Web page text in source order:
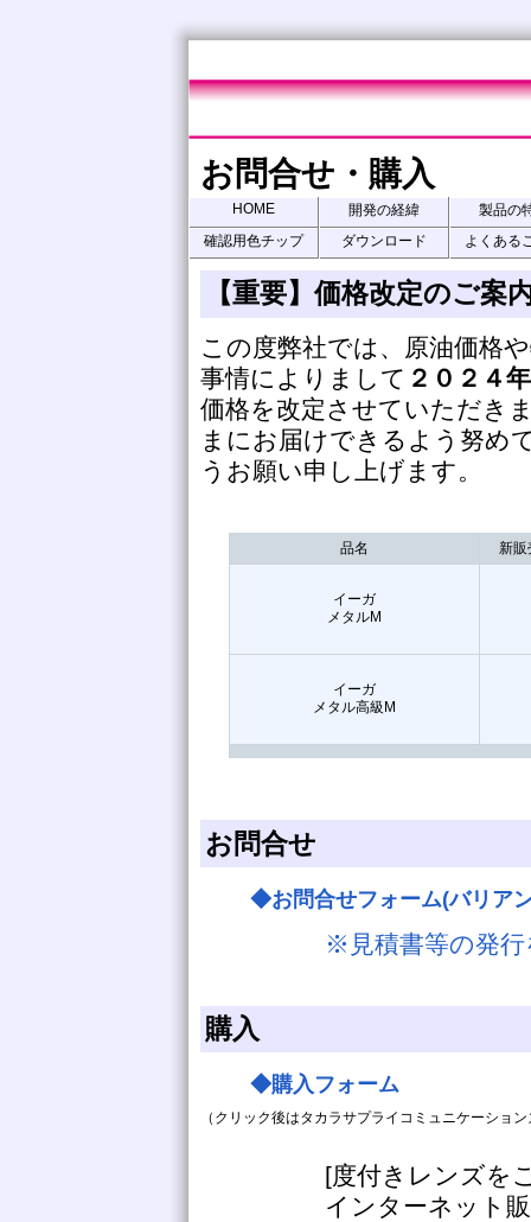
お問合せ・購入
HOME 開発の経緯
製品の
確認用色チップ
ダウンロード よくある
【重要】価格改定のご案
この度弊社では、原油価格
事情によりまして ２０２４
価格を改定させていただき
まにお届けできるよう努め
うお願い申し上げます。
品名 新販
イーガ
メタルM
イーガ
メタル高級M
お問合せ
◆お問合せフォーム(バリア
※見積書等の発
購入
◆購入フォーム
（クリック後はタカラサプライコミュニケーショ
[度付きレンズをご
インターネット販売で